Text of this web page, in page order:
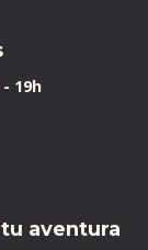
19h
aventura